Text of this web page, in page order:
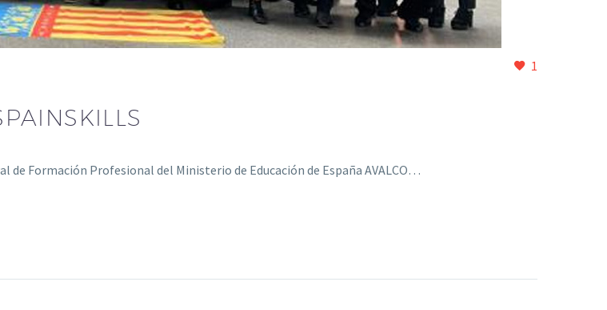
1
Formación Profesional del Ministerio de Educación de España AVALCO…